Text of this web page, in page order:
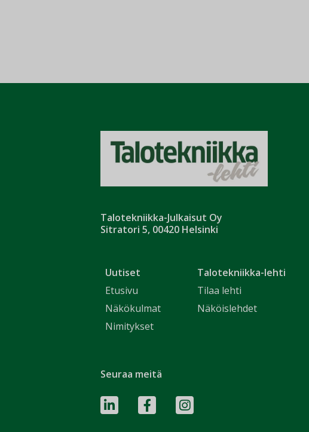
Talotekniikka-Julkaisut Oy
Sitratori 5, 00420 Helsinki
Uutiset
Etusivu
Näkökulmat
Nimitykset
Talotekniikka-lehti
Tilaa lehti
Näköislehdet
Seuraa meitä